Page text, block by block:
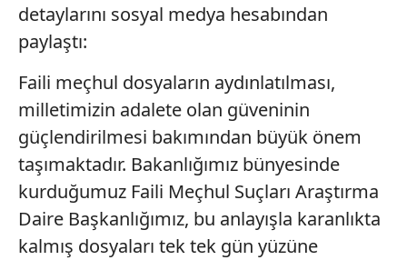
detaylarını sosyal medya hesabından
paylaştı:
Faili meçhul dosyaların aydınlatılması,
milletimizin adalete olan güveninin
güçlendirilmesi bakımından büyük önem
taşımaktadır. Bakanlığımız bünyesinde
kurduğumuz Faili Meçhul Suçları Araştırma
Daire Başkanlığımız, bu anlayışla karanlıkta
kalmış dosyaları tek tek gün yüzüne